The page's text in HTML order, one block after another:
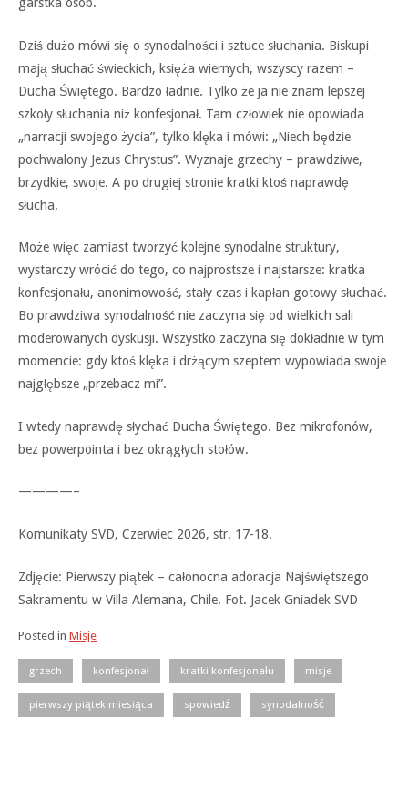
Dziś dużo mówi się o synodalności i sztuce słuchania. Biskupi
mają słuchać świeckich, księża wiernych, wszyscy razem –
Ducha Świętego. Bardzo ładnie. Tylko że ja nie znam lepszej
szkoły słuchania niż konfesjonał. Tam człowiek nie opowiada
„narracji swojego życia”, tylko klęka i mówi: „Niech będzie
pochwalony Jezus Chrystus”. Wyznaje grzechy – prawdziwe,
brzydkie, swoje. A po drugiej stronie kratki ktoś naprawdę
słucha.
Może więc zamiast tworzyć kolejne synodalne struktury,
wystarczy wrócić do tego, co najprostsze i najstarsze: kratka
konfesjonału, anonimowość, stały czas i kapłan gotowy słuchać.
Bo prawdziwa synodalność nie zaczyna się od wielkich sali
moderowanych dyskusji. Wszystko zaczyna się dokładnie w tym
momencie: gdy ktoś klęka i drżącym szeptem wypowiada swoje
najgłębsze „przebacz mi”.
I wtedy naprawdę słychać Ducha Świętego. Bez mikrofonów,
bez powerpointa i bez okrągłych stołów.
————–
Komunikaty SVD, Czerwiec 2026, str. 17-18.
Zdjęcie: Pierwszy piątek – całonocna adoracja Najświętszego
Sakramentu w Villa Alemana, Chile. Fot. Jacek Gniadek SVD
Posted in Misje
grzech konfesjonał kratki konfesjonału misje
pierwszy piątek miesiąca spowiedź synodalność